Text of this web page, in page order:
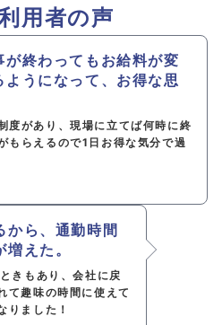
用者の声
が終わってもお給料が変
ようになって、お得な思
度があり、現場に立てば何時に終
もらえるので1日お得な気分で過
から、通勤時間
えた。
きもあり、会社に戻
て趣味の時間に使えて
りました！